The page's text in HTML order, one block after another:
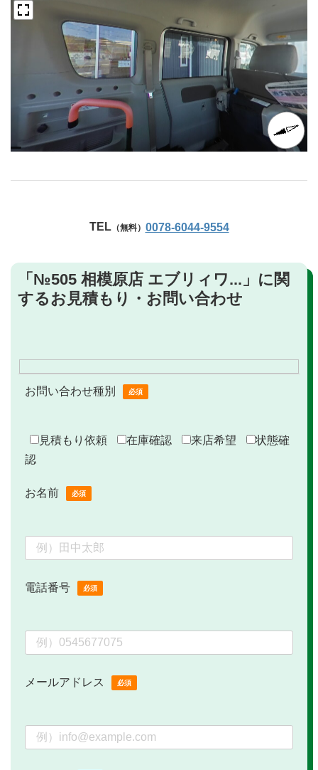
TEL（無料） 0078-6044-9554
「№505 相模原店 エブリィワ...」に関
するお見積もり・お問い合わせ
お問い合わせ種別 必須
見積もり依頼 在庫確認 来店希望
状態確
認
お名前 必須
電話番号 必須
メールアドレス 必須